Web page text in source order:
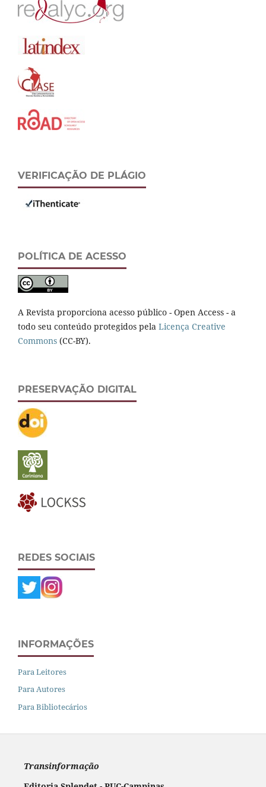
VERIFICAÇÃO DE PLÁGIO
POLÍTICA DE ACESSO
A Revista proporciona acesso público - Open Access - a
todo seu conteúdo protegidos pela Licença Creative
Commons (CC-BY).
PRESERVAÇÃO DIGITAL
REDES SOCIAIS
INFORMAÇÕES
Para Leitores
Para Autores
Para Bibliotecários
Transinformação